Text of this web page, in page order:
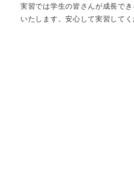
実習では学生の皆さんが成長で
いたします。安心して実習してく